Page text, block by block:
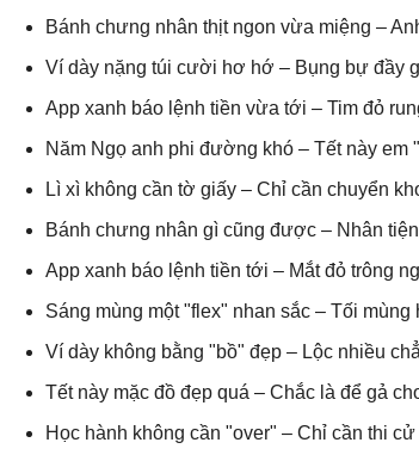
Bánh chưng nhân thịt ngon vừa miệng –
Ví dày nặng túi cười hơ hớ – Bụng bự đầy
App xanh báo lệnh tiền vừa tới – Tim đỏ
Năm Ngọ anh phi đường khó – Tết này em
Lì xì không cần tờ giấy – Chỉ cần chuyển
Bánh chưng nhân gì cũng được – Nhân
App xanh báo lệnh tiền tới – Mắt đỏ trông
Sáng mùng một "flex" nhan sắc – Tối mùng
Ví dày không bằng "bồ" đẹp – Lộc nhiều
Tết này mặc đồ đẹp quá – Chắc là để gả
Học hành không cần "over" – Chỉ cần thi